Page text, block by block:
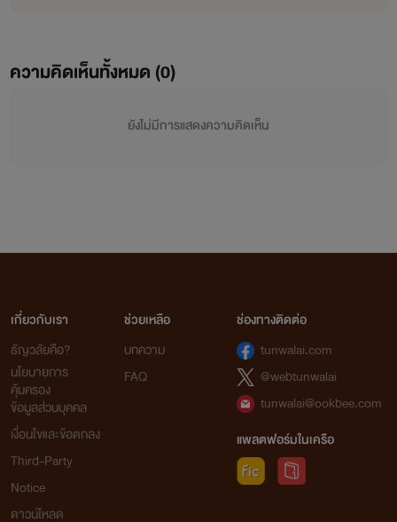
ความคิดเห็นทั้งหมด (0)
ยังไม่มีการแสดงความคิดเห็น
เกี่ยวกับเรา
ธัญวลัยคือ?
นโยบายการ
คุ้มครอง
ข้อมูลส่วนบุคคล
เงื่อนไขและข้อตกลง
Third-Party
Notice
ดาวน์โหลด
ช่วยเหลือ
บทความ
FAQ
ช่องทางติดต่อ
tunwalai.com
@webtunwalai
tunwalai@ookbee.com
แพลตฟอร์มในเครือ